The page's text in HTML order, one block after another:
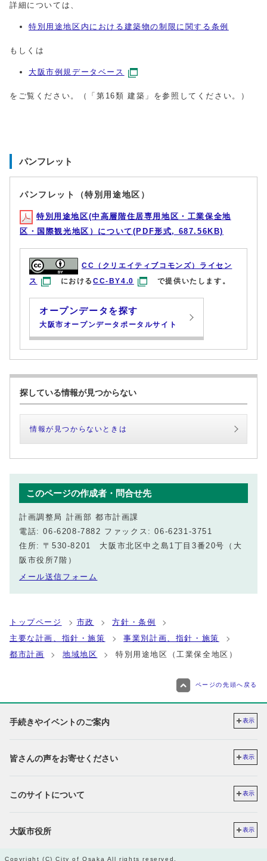
詳細については、
特別用途地区内における建築物の制限に関する条例
もしくは
大阪市例規データベース
をご覧ください。（「第16類 建築」を参照してください。）
パンフレット
パンフレット（特別用途地区）
特別用途地区(中高層階住居専用地区・工業保全地
区・国際観光地区）について(PDF形式, 687.56KB)
CC（クリエイティブコモンズ）ライセン
ス
におけるCC-BY4.0 で提供いたします。
オープンデータを探す
大阪市オープンデータポータルサイト
探している情報が見つからない
情報が見つからないときは
このページの作成者・問合せ先
計画調整局 計画部 都市計画課
電話: 06-6208-7882 ファックス: 06-6231-3751
住所: 〒530-8201 大阪市北区中之島1丁目3番20号（大
阪市役所7階）
メール送信フォーム
トップページ 市政
方針・条例
主要な計画、指針・施策
事業別計画、指針・施策
都市計画
地域地区 特別用途地区（工業保全地区）
ページの先頭へ戻る
手続きやイベントのご案内 表示
皆さんの声をお寄せください 表示
このサイトについて 表示
大阪市役所 表示
Copyright (C) City of Osaka All rights reserved.